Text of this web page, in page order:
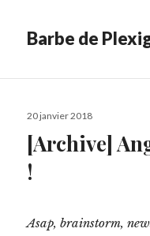
Barbe de
Publié
20 janvier 2018
[Archive]
!
Asap, brainstorm,